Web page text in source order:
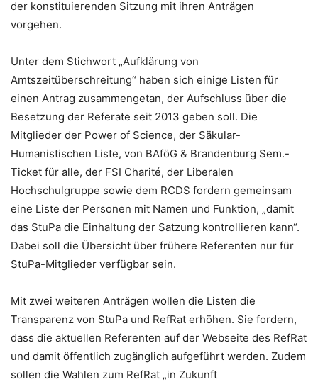
der konstituierenden Sitzung mit ihren Anträgen
vorgehen.
Unter dem Stichwort „Aufklärung von
Amtszeitüberschreitung“ haben sich einige Listen für
einen Antrag zusammengetan, der Aufschluss über die
Besetzung der Referate seit 2013 geben soll. Die
Mitglieder der Power of Science, der Säkular-
Humanistischen Liste, von BAföG & Brandenburg Sem.-
Ticket für alle, der FSI Charité, der Liberalen
Hochschulgruppe sowie dem RCDS fordern gemeinsam
eine Liste der Personen mit Namen und Funktion, „damit
das StuPa die Einhaltung der Satzung kontrollieren kann“.
Dabei soll die Übersicht über frühere Referenten nur für
StuPa-Mitglieder verfügbar sein.
Mit zwei weiteren Anträgen wollen die Listen die
Transparenz von StuPa und RefRat erhöhen. Sie fordern,
dass die aktuellen Referenten auf der Webseite des RefRat
und damit öffentlich zugänglich aufgeführt werden. Zudem
sollen die Wahlen zum RefRat „in Zukunft